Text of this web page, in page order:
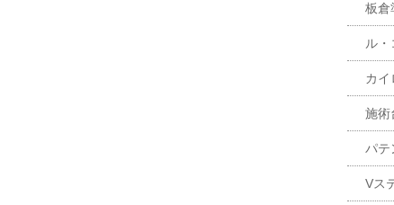
板倉
ル
カイ
施術
パテ
Vス